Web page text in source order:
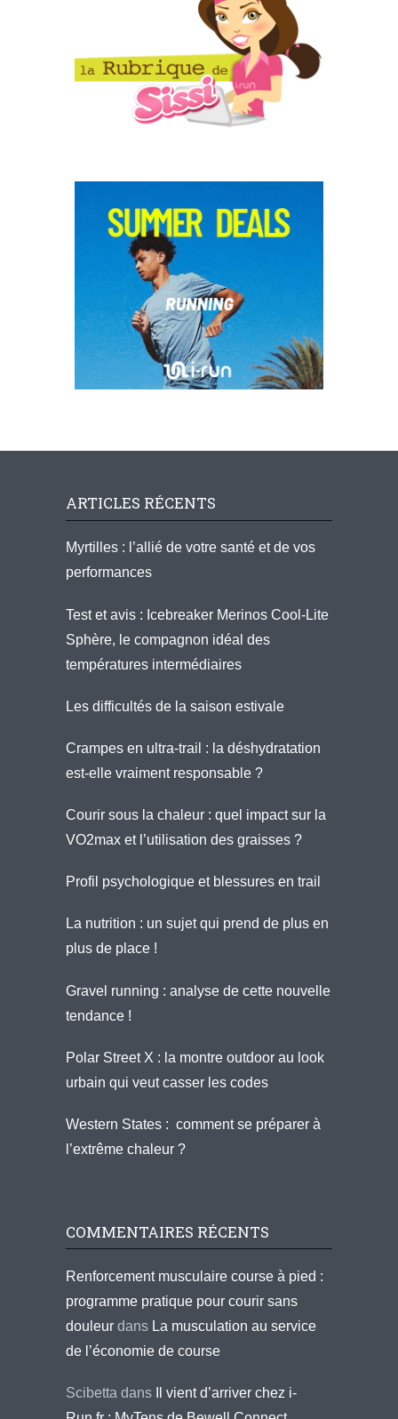
ARTICLES RÉCENTS
Myrtilles : l’allié de votre santé et de vos
performances
Test et avis : Icebreaker Merinos Cool-Lite
Sphère, le compagnon idéal des
températures intermédiaires
Les difficultés de la saison estivale
Crampes en ultra-trail : la déshydratation
est-elle vraiment responsable ?
Courir sous la chaleur : quel impact sur la
VO2max et l’utilisation des graisses ?
Profil psychologique et blessures en trail
La nutrition : un sujet qui prend de plus en
plus de place !
Gravel running : analyse de cette nouvelle
tendance !
Polar Street X : la montre outdoor au look
urbain qui veut casser les codes
Western States : comment se préparer à
l’extrême chaleur ?
COMMENTAIRES RÉCENTS
Renforcement musculaire course à pied :
programme pratique pour courir sans
douleur dans La musculation au service
de l’économie de course
Scibetta dans
Il vient d’arriver chez i-